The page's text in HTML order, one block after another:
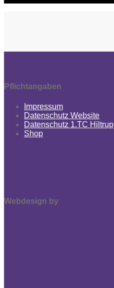
Pflichtangaben
Impressum
Datenschutz Website
Datenschutz 1.TC Hiltrup
Shop
Webdesign by